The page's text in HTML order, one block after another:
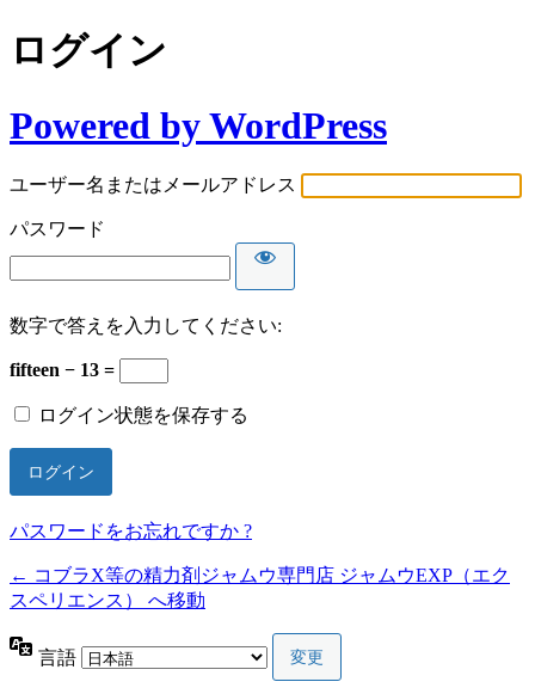
ログイン
Powered by WordPress
ユーザー名またはメールアドレス
パスワード
数字で答えを入力してください:
fifteen − 13 =
ログイン状態を保存する
パスワードをお忘れですか ?
← コブラX等の精力剤ジャムウ専門店 ジャムウEXP（エク
スペリエンス） へ移動
言語